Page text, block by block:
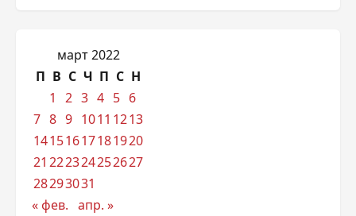
март 2022
П В С Ч П С Н
1
2 3 4 5 6
7 8 9 1011 1213
14151617181920
21 222324252627
28293031
« фев. апр. »